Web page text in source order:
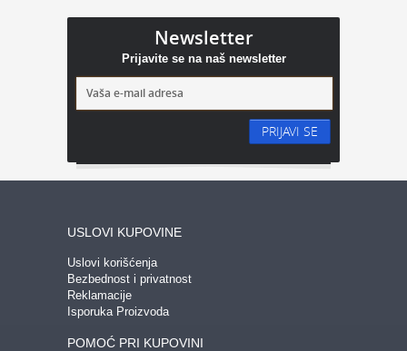
Newsletter
Prijavite se na naš newsletter
PRIJAVI SE
USLOVI KUPOVINE
Uslovi korišćenja
Bezbednost i privatnost
Reklamacije
Isporuka Proizvoda
POMOĆ PRI KUPOVINI